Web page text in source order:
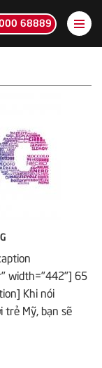
68889
width="442"] 65
Khi nói
trẻ Mỹ, bạn sẽ